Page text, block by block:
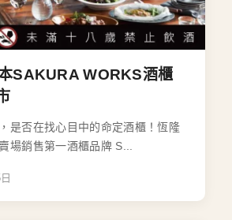
SAKURA WORKS酒櫃
是否在找心目中的命定酒櫃！恆隆
場銷售第一酒櫃品牌 S...